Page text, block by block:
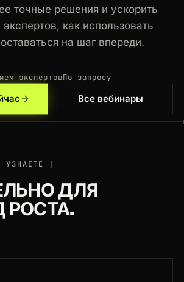
точные решения и ускорить
экспертов, как использовать
на шаг впереди.
экспертовПо запросу
Все вебинары
ДЛЯ